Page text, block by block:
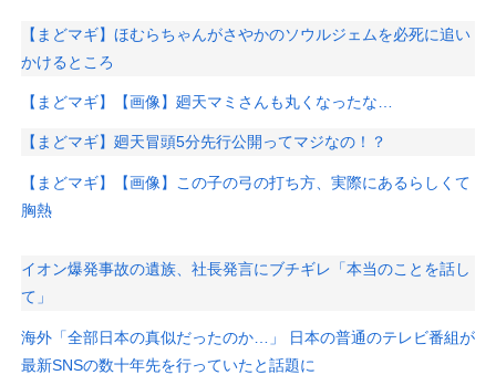
【まどマギ】ほむらちゃんがさやかのソウルジェムを必死に追い
かけるところ
【まどマギ】【画像】廻天マミさんも丸くなったな…
【まどマギ】廻天冒頭5分先行公開ってマジなの！？
【まどマギ】【画像】この子の弓の打ち方、実際にあるらしくて
胸熱
イオン爆発事故の遺族、社長発言にブチギレ「本当のことを話し
て」
海外「全部日本の真似だったのか…」 日本の普通のテレビ番組が
最新SNSの数十年先を行っていたと話題に